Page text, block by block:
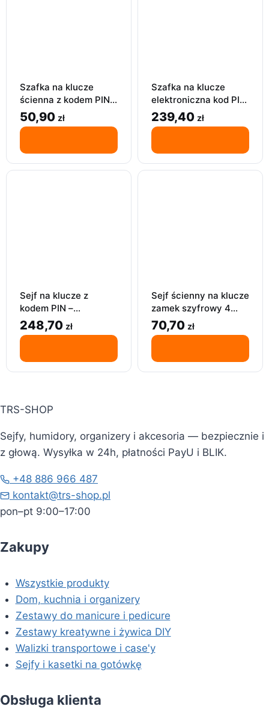
Szafka na klucze
ścienna z kodem PIN –
organizer na klucze,
czarna
50,90 zł
Szafka na klucze
elektroniczna kod PIN
ścienna czarna do
domu garażu
239,40 zł
Sejf na klucze z
kodem PIN –
wodoszczelny, z
kluczem awaryjnym,
248,70 zł
Sejf ścienny na klucze
zamek szyfrowy 4
cyfry wodoszczelny
do garażu ogrodu
70,70 zł
TRS-SHOP
Sejfy, humidory, organizery i akcesoria — bezpiecznie i
z głową. Wysyłka w 24h, płatności PayU i BLIK.
+48 886 966 487
kontakt@trs-shop.pl
pon–pt 9:00–17:00
Zakupy
Wszystkie produkty
Dom, kuchnia i organizery
Zestawy do manicure i pedicure
Zestawy kreatywne i żywica DIY
Walizki transportowe i case'y
Sejfy i kasetki na gotówkę
Obsługa klienta